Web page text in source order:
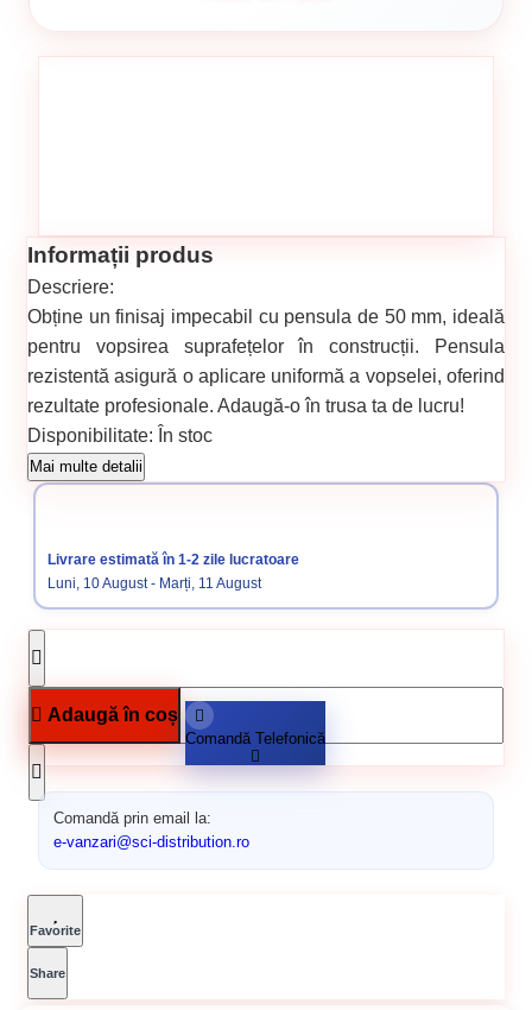
Informații produs
Descriere:
Obține un finisaj impecabil cu pensula de 50 mm, ideală
pentru vopsirea suprafețelor în construcții. Pensula
rezistentă asigură o aplicare uniformă a vopselei, oferind
rezultate profesionale. Adaugă-o în trusa ta de lucru!
Disponibilitate: În stoc
Cod produs: 546
Categorii:
Mai multe detalii
Livrare estimată în 1-2 zile lucratoare
Luni, 10 August - Marți, 11 August
Adaugă în coș
Comandă Telefonică
Comandă prin email la:
e-vanzari@sci-distribution.ro
Favorite
Share